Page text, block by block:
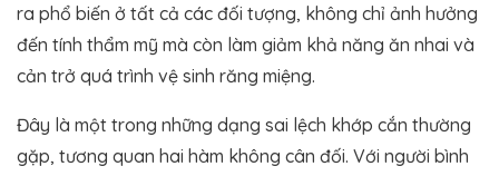
ra phổ biến ở tất cả các đối tượng, không chỉ ảnh hưởng
đến tính thẩm mỹ mà còn làm giảm khả năng ăn nhai và
cản trở quá trình vệ sinh răng miệng.
Đây là một trong những dạng sai lệch khớp cắn thường
gặp, tương quan hai hàm không cân đối. Với người bình